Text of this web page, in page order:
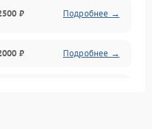
₽ Подробнее →
₽ Подробнее →